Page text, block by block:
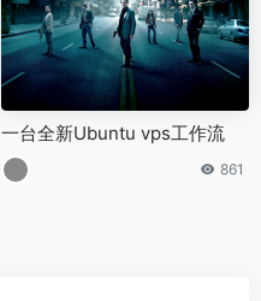
一台全新Ubuntu vps工作流
861